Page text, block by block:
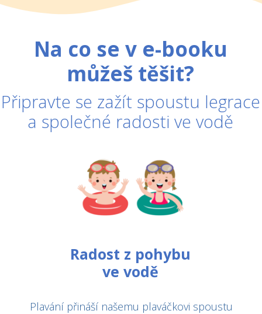
stejně jako mladší děti. Voda má svoje
tempo. To vaše.
Na co se v e-booku
můžeš těšit?
Připravte se zažít spoustu legrace
a společné radosti ve vodě
Radost z pohybu
ve vodě
Plavání přináší našemu plaváčkovi spoustu